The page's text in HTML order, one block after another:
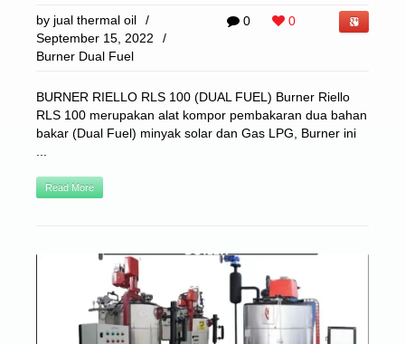
0 0
by jual thermal oil
/
September 15, 2022
/
Burner Dual Fuel
BURNER RIELLO RLS 100 (DUAL FUEL) Burner Riello
RLS 100 merupakan alat kompor pembakaran dua bahan
bakar (Dual Fuel) minyak solar dan Gas LPG, Burner ini
Read More